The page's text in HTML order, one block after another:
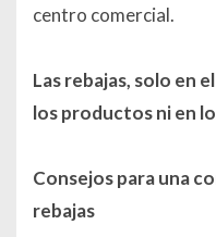
centro comercial.
Las rebajas, solo en
los productos ni en
Consejos para una
rebajas